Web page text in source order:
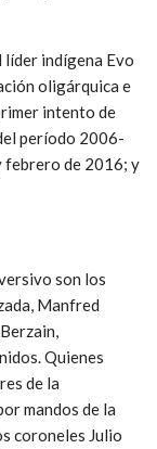
líder indígena Evo
oligárquica e
intento de
período 2006-
febrero de 2016; y
son los
Manfred
Quienes
de la
mandos de la
coroneles Julio